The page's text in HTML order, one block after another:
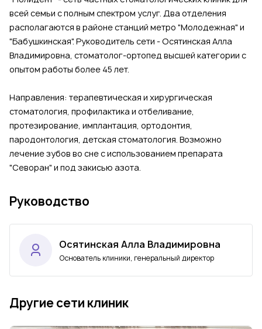
всей семьи с полным спектром услуг. Два отделения
располагаются в районе станций метро "Молодежная" и
"Бабушкинская". Руководитель сети - Осятинская Алла
Владимировна, стоматолог-ортопед высшей категории с
опытом работы более 45 лет.
Направления: терапевтическая и хирургическая
стоматология, профилактика и отбеливание,
протезирование, имплантация, ортодонтия,
пародонтология, детская стоматология. Возможно
лечение зубов во сне с использованием препарата
"Севоран" и под закисью азота.
Руководство
Осятинская Алла Владимировна
Основатель клиники, генеральный директор
Другие сети клиник